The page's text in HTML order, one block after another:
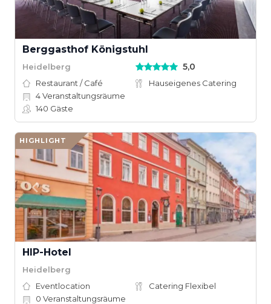
Berggasthof Königstuhl
Heidelberg 5,0
Restaurant / Café
Hauseigenes Catering
4Veranstaltungsräume
140 Gäste
HIGHLIGHT
HIP-Hotel
Heidelberg
Eventlocation
Catering Flexibel
0 Veranstaltungsräume